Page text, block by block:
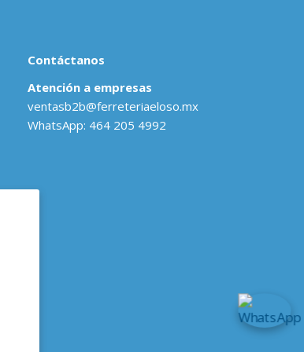
Contáctanos
Atención a empresas
ventasb2b@ferreteriaeloso.mx
WhatsApp: 464 205 4992